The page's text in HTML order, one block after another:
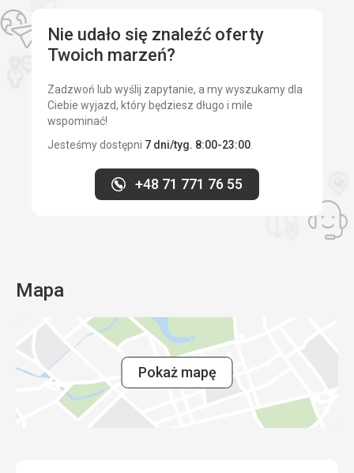
pomocą Google Translate
Nie udało się znaleźć oferty
Twoich marzeń?
Zadzwoń lub wyślij zapytanie, a my wyszukamy dla
Ciebie wyjazd, który będziesz długo i mile
wspominać!
Jesteśmy dostępni 7 dni/tyg. 8:00-23:00
+48 71 771 76 55
Mapa
Pokaż mapę